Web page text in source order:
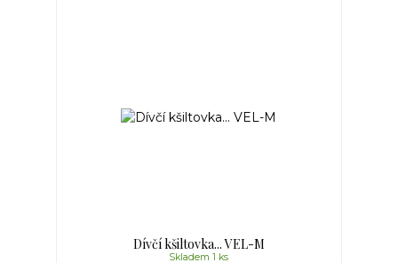
Dívčí kšiltovka... VEL-M
Skladem 1 ks